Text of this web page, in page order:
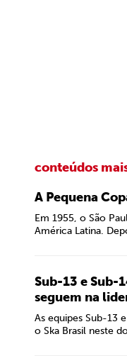
conteúdos
A Pequena
Em 1955, o São
América Latina.
Sub-13 e Sub-
seguem na
As equipes Sub-13
o Ska Brasil neste